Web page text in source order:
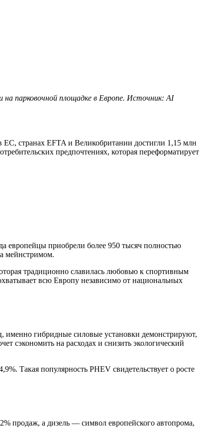
на парковочной площадке в Европе. Источник: AI
ЕС, странах EFTA и Великобритании достигли 1,15 млн
предпочтениях, которая переформатирует
европейцы приобрели более 950 тысяч полностью
мейнстримом.
традиционно славилась любовью к спортивным
всю Европу независимо от национальных
гибридные силовые установки демонстрируют,
сэкономить на расходах и снизить экологический
Такая популярность PHEV свидетельствует о росте
продаж, а дизель — символ европейского автопрома,